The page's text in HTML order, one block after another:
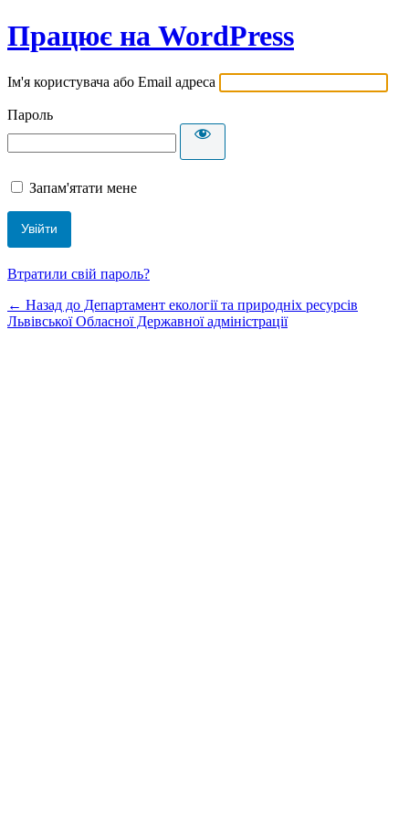
Працює на WordPress
Ім'я користувача або Email адреса
Пароль
Запам'ятати мене
Втратили свій пароль?
← Назад до Департамент екології та природніх ресурсів
Львівської Обласної Державної адміністрації